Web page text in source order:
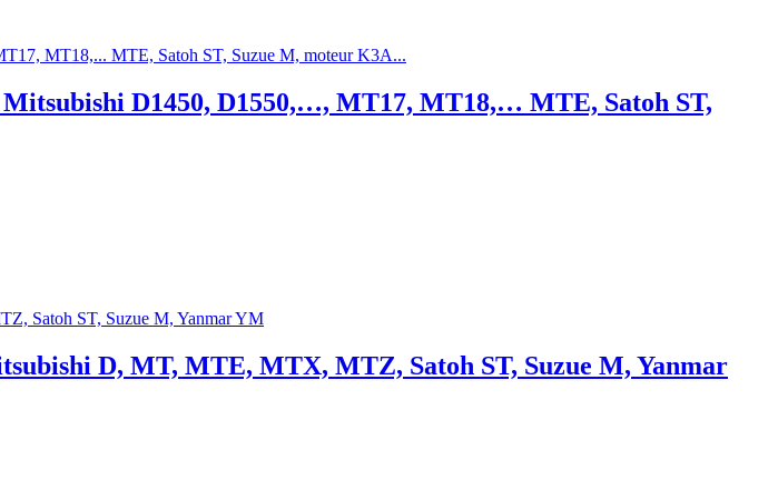
D1450, D1550,…, MT17, MT18,… MTE, Satoh ST,
D, MT, MTE, MTX, MTZ, Satoh ST, Suzue M, Yanmar